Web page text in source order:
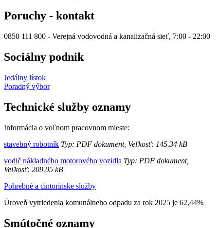
Poruchy - kontakt
0850 111 800 - Verejná vodovodná a kanalizačná sieť, 7:00 - 22:00
Sociálny podnik
Jedálny lístok
Poradný výbor
Technické služby oznamy
Informácia o voľnom pracovnom mieste:
stavebný robotník Typ: PDF dokument, Veľkosť: 145.34 kB
vodič nákladného motorového vozidla Typ: PDF dokument,
Veľkosť: 209.05 kB
Pohrebné a cintorínske služby
Úroveň vytriedenia komunálneho odpadu za rok 2025 je 62,44%
Smútočné oznamy